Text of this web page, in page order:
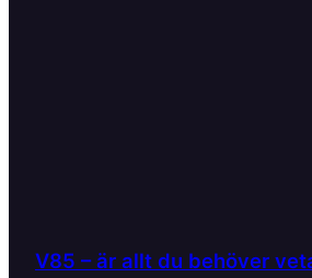
V85 – är allt du behöver